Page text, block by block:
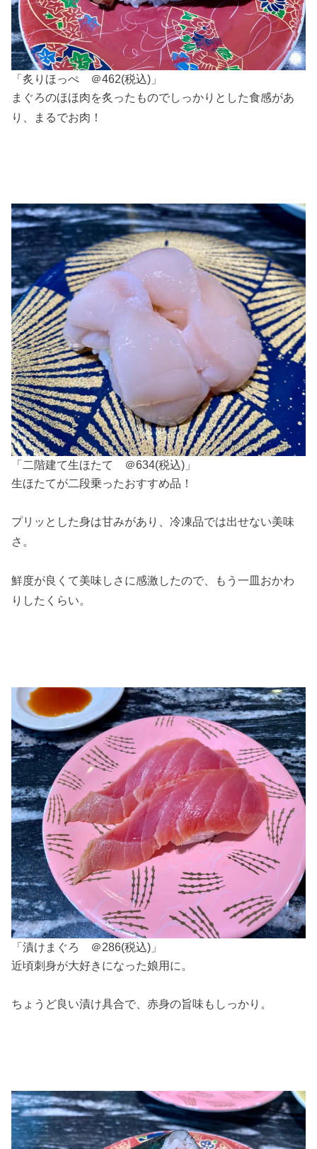
「炙りほっぺ ＠462(税込)」
まぐろのほほ肉を炙ったものでしっかりとした食感があ
り、まるでお肉！
「二階建て生ほたて ＠634(税込)」
生ほたてが二段乗ったおすすめ品！
プリッとした身は甘みがあり、冷凍品では出せない美味
さ。
鮮度が良くて美味しさに感激したので、もう一皿おかわ
りしたくらい。
「漬けまぐろ ＠286(税込)」
近頃刺身が大好きになった娘用に。
ちょうど良い漬け具合で、赤身の旨味もしっかり。